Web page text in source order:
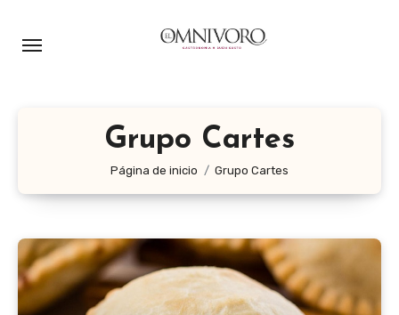
Grupo Cartes
Página de inicio Grupo Cartes